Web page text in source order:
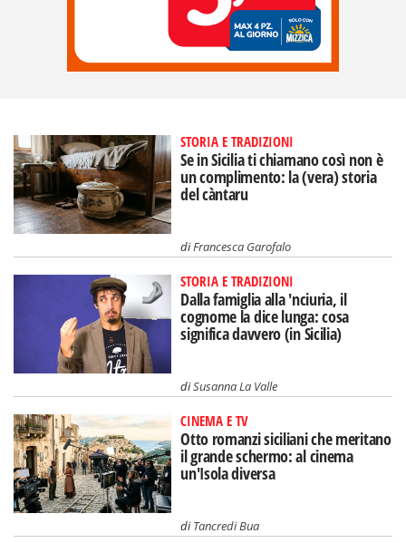
STORIA E TRADIZIONI
Se in Sicilia ti chiamano così non è
un complimento: la (vera) storia
del càntaru
diFrancesca Garofalo
STORIA E TRADIZIONI
Dalla famiglia alla 'nciuria, il
cognome la dice lunga: cosa
significa davvero (in Sicilia)
diSusanna La Valle
CINEMA E TV
Otto romanzi siciliani che meritano
il grande schermo: al cinema
un'Isola diversa
diTancredi Bua